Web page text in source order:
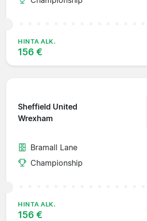
HINTA ALK.
156 €
Sheffield United
Wrexham
Bramall Lane
Championship
HINTA ALK.
156 €